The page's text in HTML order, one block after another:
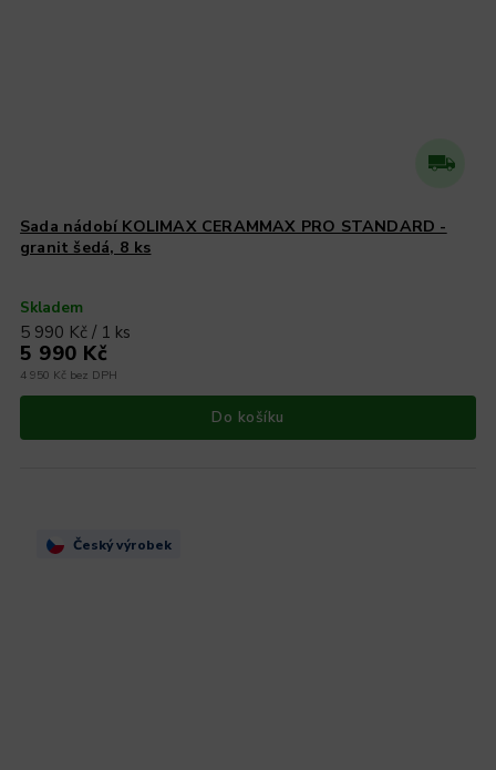
Sada nádobí KOLIMAX CERAMMAX PRO STANDARD -
granit šedá, 8 ks
Skladem
4 950 Kč bez DPH
5 990 Kč
5 990 Kč / 1 ks
Do košíku
Český výrobek